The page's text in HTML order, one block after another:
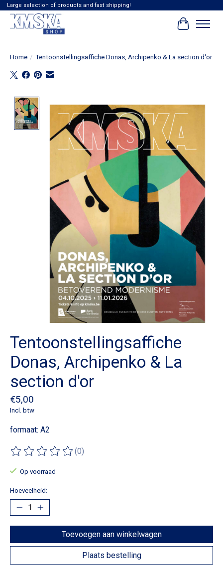
Large selection of products and fast shipping!
Home / Tentoonstellingsaffiche Donas, Archipenko & La section d'or
Tentoonstellingsaffiche
Donas, Archipenko & La
section d'or
€5,00
Incl. btw
formaat: A2
De beoordeling van dit product is
(0)
Op voorraad
Hoeveelheid:
Toevoegen aan winkelwagen
Plaats bestelling